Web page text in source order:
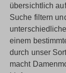
übersichtlich
Suche filtern
einem
durch unser
macht